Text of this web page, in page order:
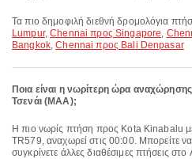
Τα πιο δημοφιλή διεθνή δρομολόγια
Lumpur,Chennai προς Singapore,
Bangkok,Chennai προς Bali Denpasar
Ποια είναι η νωρίτερη ώρα
Τσενάι (MAA);
Η πιο νωρίς πτήση προς Kota Kinabalu με την Scoot, με κωδικό πτήσης
TR579, αναχωρεί στις 00:00. Μπορείτε
συγκρίνετε άλλες διαθέσιμες πτήσεις